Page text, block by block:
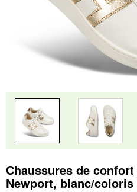
Chaussures de
Newport, blanc/coloris